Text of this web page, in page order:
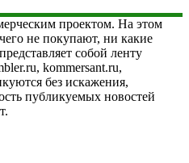
проектом. На этом
не покупают, ни какие
собой ленту
kommersant.ru,
без искажения,
публикуемых новостей